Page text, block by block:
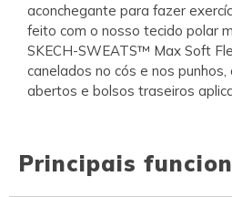
aconchegante para fazer
feito com o nosso tecido polar
SKECH-SWEATS™ Max Soft
canelados no cós e nos
abertos e bolsos traseiros
Principais